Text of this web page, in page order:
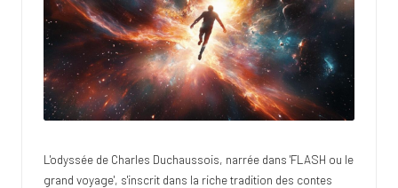
t
u
d
i
o
L'odyssée de Charles Duchaussois, narrée dans 'FLASH ou le
grand voyage', s'inscrit dans la riche tradition des contes